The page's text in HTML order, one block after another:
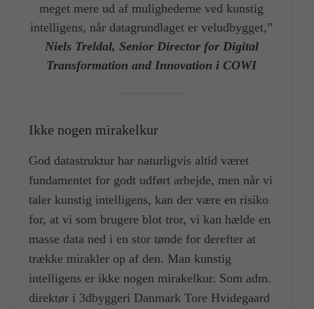
meget mere ud af mulighederne ved kunstig
intelligens, når datagrundlaget er veludbygget,”
Niels Treldal, Senior Director for Digital
Transformation and Innovation i COWI
Ikke nogen mirakelkur
God datastruktur har naturligvis altid været
fundamentet for godt udført arbejde, men når vi
taler kunstig intelligens, kan der være en risiko
for, at vi som brugere blot tror, vi kan hælde en
masse data ned i en stor tønde for derefter at
trække mirakler op af den. Man kunstig
intelligens er ikke nogen mirakelkur. Som adm.
direktør i 3dbyggeri Danmark Tore Hvidegaard